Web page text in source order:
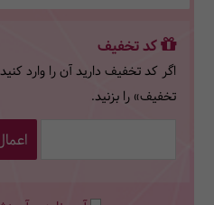
کد تخفیف
اگر کد تخفیف دارید آن را وارد
تخفیف» را بزنید.